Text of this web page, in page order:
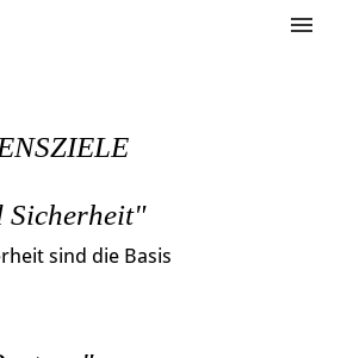
mich
Sicherheit"
sind die Basis